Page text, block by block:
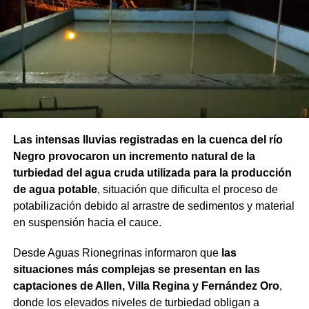
Las intensas lluvias registradas en la cuenca del río
Negro provocaron un incremento natural de la
turbiedad del agua cruda utilizada para la producción
de agua potable, situación que dificulta el proceso de
potabilización debido al arrastre de sedimentos y material
en suspensión hacia el cauce.
Desde Aguas Rionegrinas informaron que las
situaciones más complejas se presentan en las
captaciones de Allen, Villa Regina y Fernández Oro,
donde los elevados niveles de turbiedad obligan a